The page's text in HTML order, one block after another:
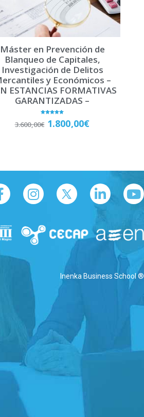
Máster en Prevención de
Blanqueo de Capitales,
Investigación de Delitos
y Económicos –
ESTANCIAS FORMATIVAS
GARANTIZADAS –
con
5.00
3.600,00€ 1.800,00€
Inenka Business School ®